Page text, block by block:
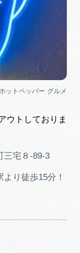
ウトしておりま
三宅８-89-3
り徒歩15分！